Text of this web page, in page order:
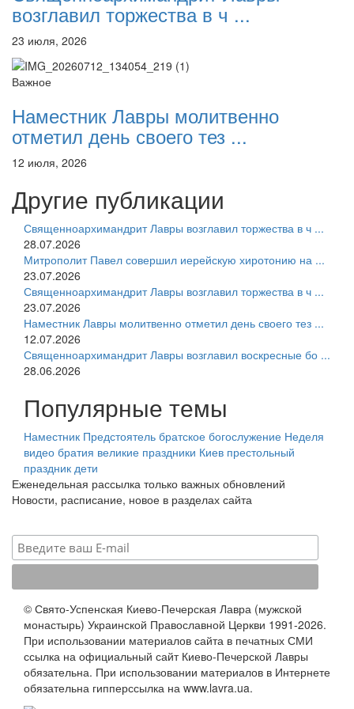
возглавил торжества в ч ...
23 июля, 2026
Важное
Наместник Лавры молитвенно
отметил день своего тез ...
12 июля, 2026
Другие публикации
Священноархимандрит Лавры возглавил торжества в ч ...
28.07.2026
Митрополит Павел совершил иерейскую хиротонию на ...
23.07.2026
Священноархимандрит Лавры возглавил торжества в ч ...
23.07.2026
Наместник Лавры молитвенно отметил день своего тез ...
12.07.2026
Священноархимандрит Лавры возглавил воскресные бо ...
28.06.2026
Популярные темы
Наместник Предстоятель братское богослужение Неделя
видео братия великие праздники Киев престольный
праздник дети
Еженедельная рассылка только важных обновлений
Новости, расписание, новое в разделах сайта
© Свято-Успенская Киево-Печерская Лавра (мужской
монастырь) Украинской Православной Церкви 1991-2026.
При использовании материалов сайта в печатных СМИ
ссылка на официальный сайт Киево-Печерской Лавры
обязательна. При использовании материалов в Интернете
обязательна гипперссылка на www.lavra.ua.